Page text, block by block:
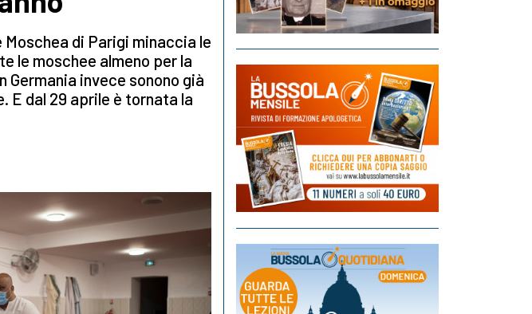
di Parigi minaccia le
le moschee almeno per la
Germania invece sonono già
E dal 29 aprile è tornata la